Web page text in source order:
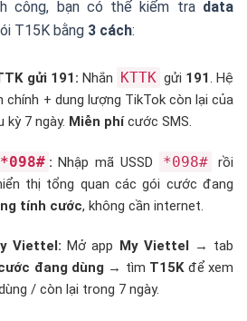
công, bạn có thể kiểm tra data
T15K bằng 3 cách:
gửi 191: Nhắn KTTK gửi 191. Hệ
chính + dung lượng TikTok còn lại của
kỳ 7 ngày. Miễn phícước SMS.
*098# : Nhập mã USSD *098#
rồi
thị tổng quan các gói cước đang
tính cước, không cần internet.
Viettel: Mở app My Viettel → tab
đang dùng → tìm T15Kđể xem
/ còn lại trong 7 ngày.